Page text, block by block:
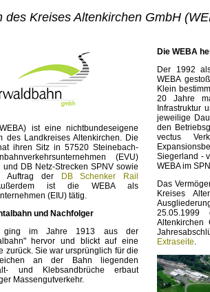
des Kreises Altenkirchen GmbH
ist eine nichtbundeseigene
des Landkreises Altenkirchen. Die
ihren Sitz in 57520 Steinebach-
(EVU)
DB Netz-Strecken SPNV sowie
Auftrag der
DB Schenker Rail
ist die WEBA als
(EIU) tätig.
und Nachfolger
ging im Jahre 1913 aus der
hervor und blickt auf eine
zurück. Sie war ursprünglich für die
an der Bahn liegenden
und Klebsandbrüche erbaut
Massengutverkehr.
Die WEBA
Der 1992
WEBA
Klein
20 Jahre
Infrastruktur
jeweilige
den
vectus
Siegerland -
WEBA im
Das
Kreises
25.05.1999
Altenkirchen
Extraseite.